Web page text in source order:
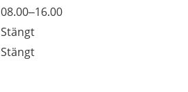
08.00–16.00
Stängt
Stängt